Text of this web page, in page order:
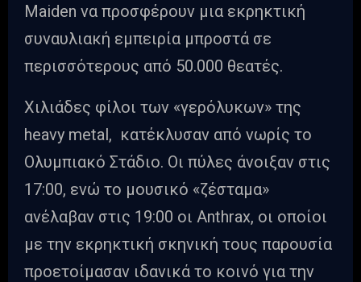
Maiden να προσφέρουν μια εκρηκτική
συναυλιακή εμπειρία μπροστά σε
περισσότερους από 50.000 θεατές.
Χιλιάδες φίλοι των «γερόλυκων» της
heavy metal, κατέκλυσαν από νωρίς το
Ολυμπιακό Στάδιο. Οι πύλες άνοιξαν στις
17:00, ενώ το μουσικό «ζέσταμα»
ανέλαβαν στις 19:00 οι Anthrax, οι οποίοι
με την εκρηκτική σκηνική τους παρουσία
προετοίμασαν ιδανικά το κοινό για την